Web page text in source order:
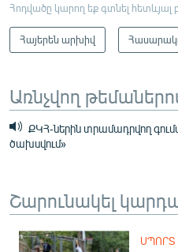
Հոդվածը կարող եք գտնել հետևյալ
Հայերեն արխիվ
Առնչվող
ՔԿՀ-ներին տրամադրվող
ծախսվում»
Շարունակել
ՍՊՈՐՏ